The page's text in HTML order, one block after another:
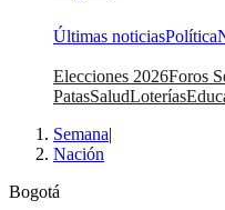
Últimas noticiasPolítica
Elecciones 2026Foros
PatasSaludLoterías
Semana|
Nación
Bogotá